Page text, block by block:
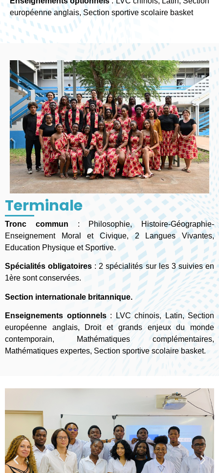
européenne anglais, Section sportive scolaire basket
Terminale
Tronc commun : Philosophie, Histoire-Géographie-
Enseignement Moral et Civique, 2 Langues Vivantes,
Education Physique et Sportive.
Spécialités obligatoires : 2 spécialités sur les 3 suivies en
1ère sont conservées.
Section internationale britannique.
Enseignements optionnels: LVC chinois, Latin, Section
européenne anglais, Droit et grands enjeux du monde
contemporain, Mathématiques complémentaires,
Mathématiques expertes, Section sportive scolaire basket.